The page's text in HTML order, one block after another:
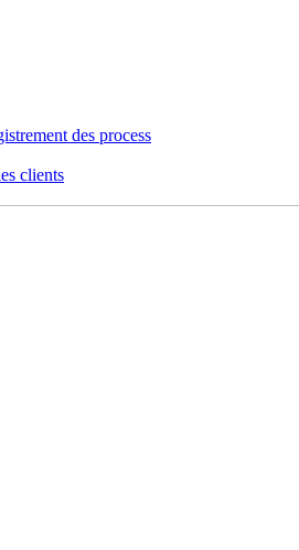
des process
clients